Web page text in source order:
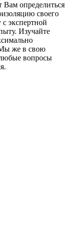
определиться
своего
экспертной
Изучайте
Мы же в свою
любые вопросы